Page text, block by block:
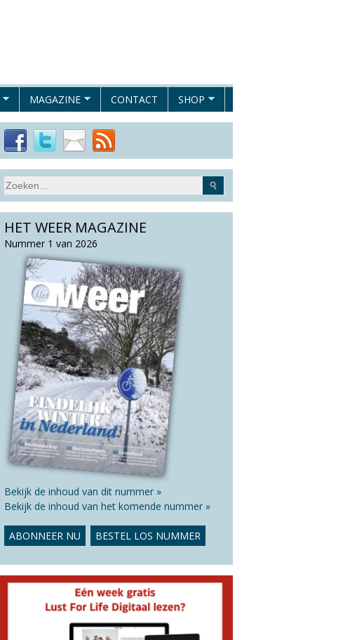
MAGAZINE CONTACT SHOP
Z
o
e
k
S
e
a
r
c
HET WEER MAGAZINE
Nummer 1 van 2026
Bekijk de inhoud van dit nummer »
Bekijk de inhoud van het komende nummer »
ABONNEER NU BESTEL LOS NUMMER